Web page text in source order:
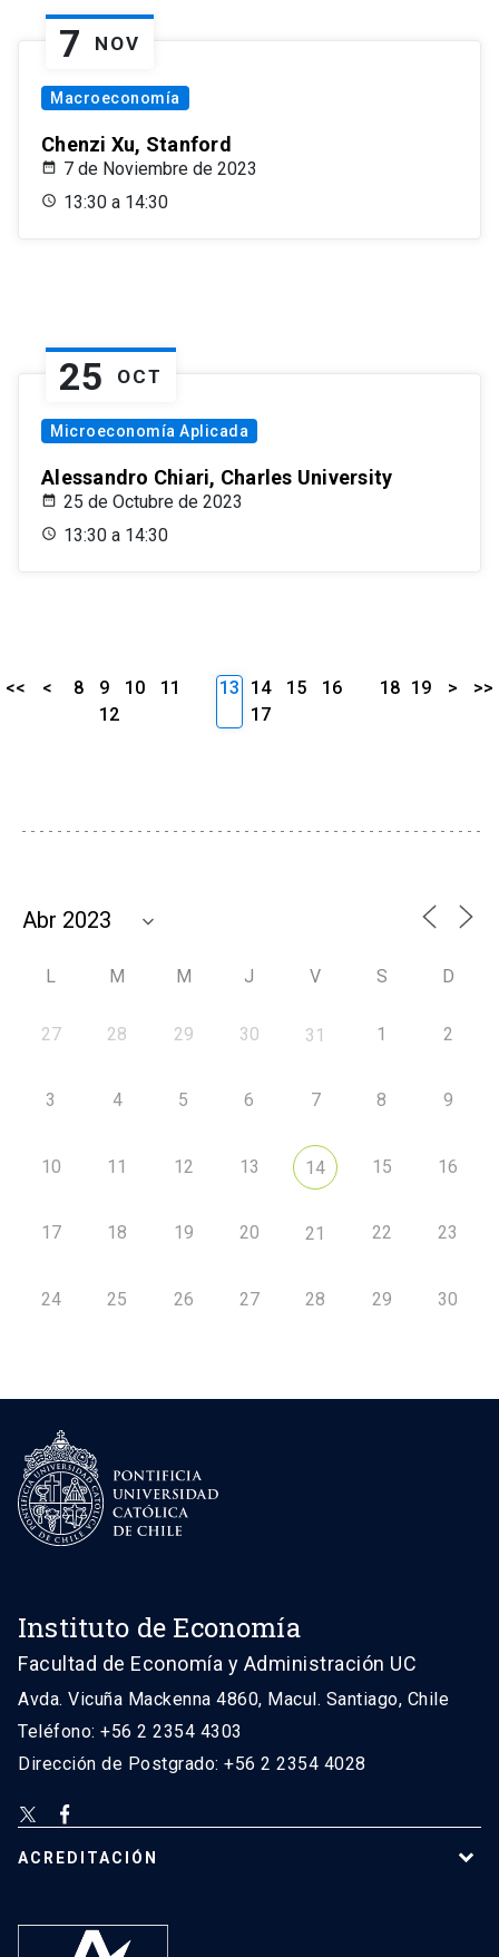
7 NOV
Macroeconomía
Chenzi Xu, Stanford
7 de Noviembre de 2023
13:30 a 14:30
25 OCT
Microeconomía Aplicada
Alessandro Chiari, Charles University
25 de Octubre de 2023
13:30 a 14:30
<< < 8 9 10
11
12
13 14 15
16
17
18 19 > >>
L M M J V S D
27 28 29 30 31 1 2
3 4 5 6 7 8 9
10 11 12 13 14 15 16
17 18 19 20 21 22 23
24 25 26 27 28 29 30
Instituto de Economía
Facultad de Economía y Administración UC
Avda. Vicuña Mackenna 4860, Macul. Santiago, Chile
Teléfono: +56 2 2354 4303
Dirección de Postgrado: +56 2 2354 4028
ACREDITACIÓN